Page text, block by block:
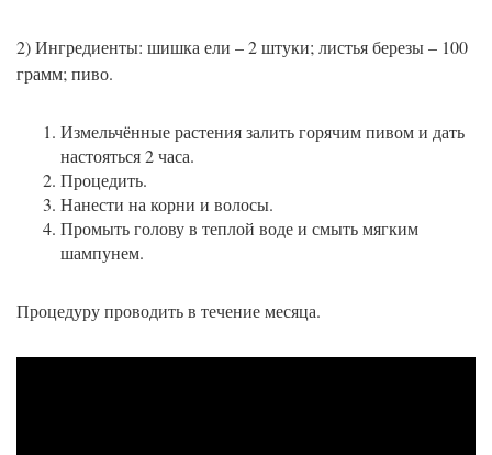
2) Ингредиенты: шишка ели – 2 штуки; листья березы – 100
грамм; пиво.
Измельчённые растения залить горячим пивом и дать
настояться 2 часа.
Процедить.
Нанести на корни и волосы.
Промыть голову в теплой воде и смыть мягким
шампунем.
Процедуру проводить в течение месяца.